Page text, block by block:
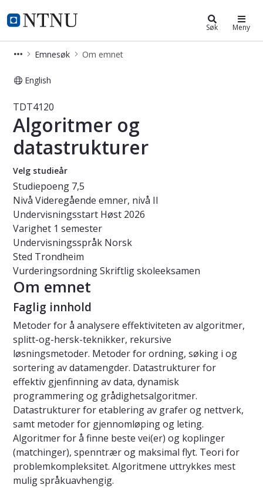
NTNU Hjemmeside
Studier Søk Meny
Emnesøk Om emnet
English
Emne - Algoritmer og
TDT4120
Algoritmer og
datastrukturer
Velg studieår
Studiepoeng 7,5
Nivå Videregående emner, nivå II
Undervisningsstart Høst 2026
Varighet 1 semester
Undervisningsspråk Norsk
Sted Trondheim
VurderingsordningSkriftlig skoleeksamen
Om emnet
Faglig innhold
Metoder for å analysere effektiviteten av algoritmer,
splitt-og-hersk-teknikker, rekursive
løsningsmetoder. Metoder for ordning, søking i og
sortering av datamengder. Datastrukturer for
effektiv gjenfinning av data, dynamisk
programmering og grådighetsalgoritmer.
Datastrukturer for etablering av grafer og nettverk,
samt metoder for gjennomløping og leting.
Algoritmer for å finne beste vei(er) og koplinger
(matchinger), spenntrær og maksimal flyt. Teori for
problemkompleksitet. Algoritmene uttrykkes mest
mulig språkuavhengig.